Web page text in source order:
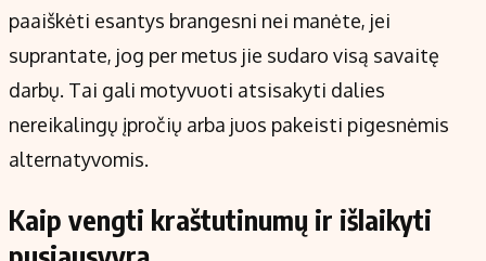
paaiškėti esantys brangesni nei manėte, jei
suprantate, jog per metus jie sudaro visą savaitę
darbų. Tai gali motyvuoti atsisakyti dalies
nereikalingų įpročių arba juos pakeisti pigesnėmis
alternatyvomis.
Kaip vengti kraštutinumų ir išlaikyti